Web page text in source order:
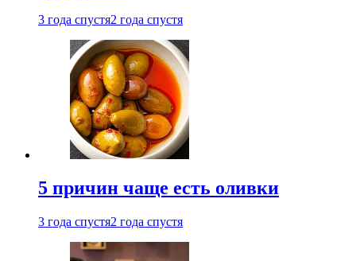
3 года спустя2 года спустя
5 причин чаще есть оливки
3 года спустя2 года спустя